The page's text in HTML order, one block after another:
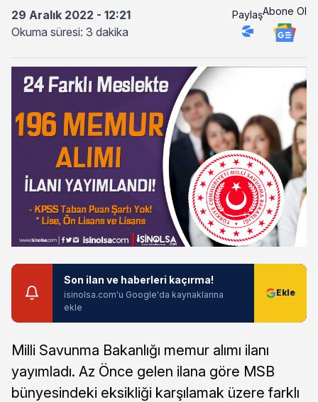
29 Aralık 2022 - 12:21
Okuma süresi: 3 dakika
PaylaşAbone Ol
Son ilan ve haberleri kaçırma!
isinolsa.com'u Google'da kaynaklarına
ekle
Milli Savunma Bakanlığı memur alımı ilanı
yayımladı. Az Önce gelen ilana göre MSB
bünyesindeki eksikliği karşılamak üzere farklı